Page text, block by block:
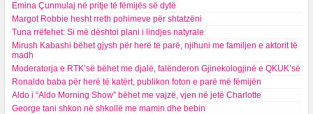
Emina Çunmulaj në pritje të fëmijës së dytë
Margot Robbie hesht rreth pohimeve për shtatzëni
Tuna rrëfehet: Si më dështoi plani i lindjes natyrale
Mirush Kabashi bëhet gjysh për herë të parë, njihuni me familjen e aktorit të
madh
Moderatorja e RTK’së bëhet me djalë, falënderon Gjinekologjinë e QKUK’së
Ronaldo baba për herë të katërt, publikon foton e parë më fëmijën
Aldo i “Aldo Morning Show” bëhet me vajzë, vjen në jetë Charlotte
George tani shkon në shkollë me mamin dhe bebin